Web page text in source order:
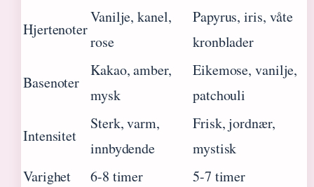
Hjertenoter
Vanilje, kanel,
rose
Papyrus, iris, våte
kronblader
Basenoter
Kakao, amber,
mysk
Eikemose, vanilje,
patchouli
Intensitet
Sterk, varm,
innbydende
Frisk, jordnær,
mystisk
Varighet
6-8 timer 5-7 timer